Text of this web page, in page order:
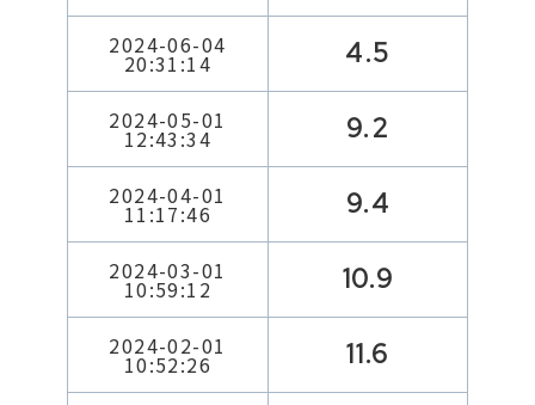
2024-06-04
20:31:14 4.5
2024-05-01
12:43:34 9.2
2024-04-01
11:17:46 9.4
2024-03-01
10:59:12 10.9
2024-02-01
10:52:26 11.6